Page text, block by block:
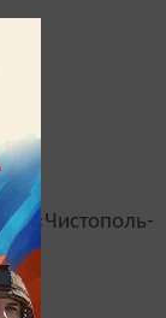
«Чистополь-